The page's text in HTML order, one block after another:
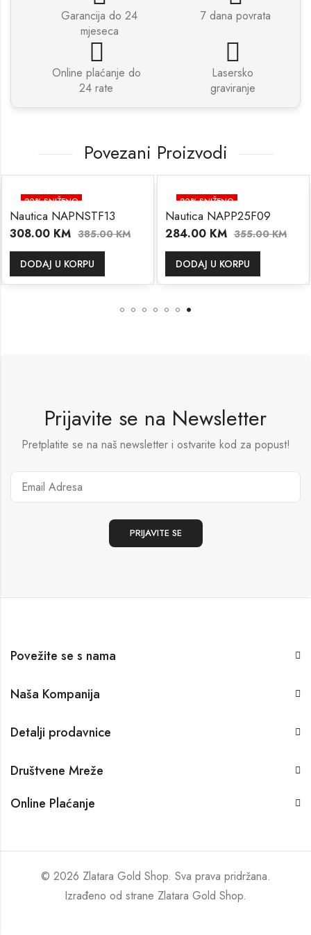
Garancija do 24
mjeseca
7 dana povrata
Online plaćanje do
24 rate
Lasersko
graviranje
Povezani Proizvodi
20% SNIŽENO
Nautica NAPNSTF13
308.00 KM 385.00KM
DODAJ U KORPU
20% SNIŽENO
Nautica NAPP25F09
284.00 KM 355.00KM
DODAJ U KORPU
Prijavite se na Newsletter
Pretplatite se na naš newsletter i ostvarite kod za popust!
Povežite se s nama
Naša Kompanija
Detalji prodavnice
Društvene Mreže
Online Plaćanje
© 2026 Zlatara Gold Shop. Sva prava pridržana.
Izrađeno od strane Zlatara Gold Shop.